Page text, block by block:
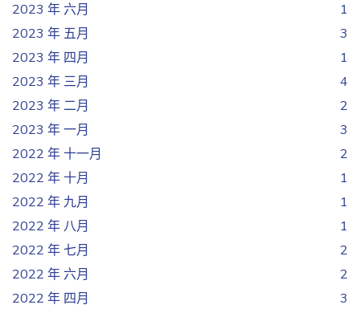
2023 年 六月
1
2023 年 五月
3
2023 年 四月
1
2023 年 三月
4
2023 年 二月
2
2023 年 一月
3
2022 年 十一月
2
2022 年 十月
1
2022 年 九月
1
2022 年 八月
1
2022 年 七月
2
2022 年 六月
2
2022 年 四月
3